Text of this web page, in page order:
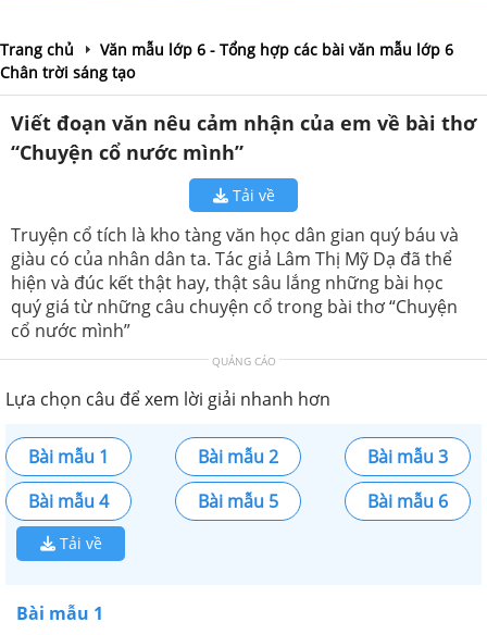
Trang chủ
Văn mẫu lớp 6 - Tổng hợp các bài văn mẫu lớp 6
Chân trời sáng tạo
Viết đoạn văn nêu cảm nhận của em về bài thơ
“Chuyện cổ nước mình”
Tải về
Truyện cổ tích là kho tàng văn học dân gian quý báu và
giàu có của nhân dân ta. Tác giả Lâm Thị Mỹ Dạ đã thể
hiện và đúc kết thật hay, thật sâu lắng những bài học
quý giá từ những câu chuyện cổ trong bài thơ “Chuyện
cổ nước mình”
QUẢNG CÁO
Lựa chọn câu để xem lời giải nhanh hơn
Bài mẫu 1 Bài mẫu 2
Bài mẫu 3
Bài mẫu 4
Bài mẫu 5 Bài mẫu 6
Tải về
Bài mẫu 1